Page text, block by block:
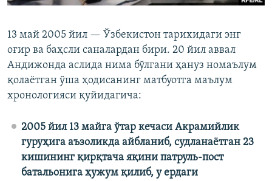
13 май 2005 йил — Ўзбекистон тарихидаги энг
оғир ва баҳсли саналардан бири. 20 йил аввал
Андижонда аслида нима бўлгани ҳануз номаълум
қолаётган ўша ҳодисанинг матбуотга маълум
хронологияси қуйидагича:
2005 йил 13 майга ўтар кечаси Акрамийлик
гуруҳига аъзоликда айбланиб, судланаётган 23
кишининг қирқтача яқини патруль-пост
батальонига ҳужум қилиб, у ердаги